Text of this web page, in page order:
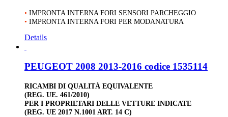
• IMPRONTA INTERNA FORI SENSORI PARCHEGGIO
• IMPRONTA INTERNA FORI PER MODANATURA
Details
PEUGEOT 2008 2013-2016 codice 1535114
RICAMBI DI QUALITÀ EQUIVALENTE
(REG. UE. 461/2010)
PER I PROPRIETARI DELLE VETTURE INDICATE
(REG. UE 2017 N.1001 ART. 14 C)